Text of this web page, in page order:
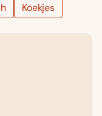
Koekjes